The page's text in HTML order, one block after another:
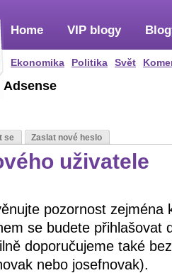
Home
Ekonomika Politika Svět
VIP blogy
Adsense
se Zaslat nové heslo
uživatele
pozornost zejména
se budete přihlašovat
doporučujeme také
nebo josefnovak).